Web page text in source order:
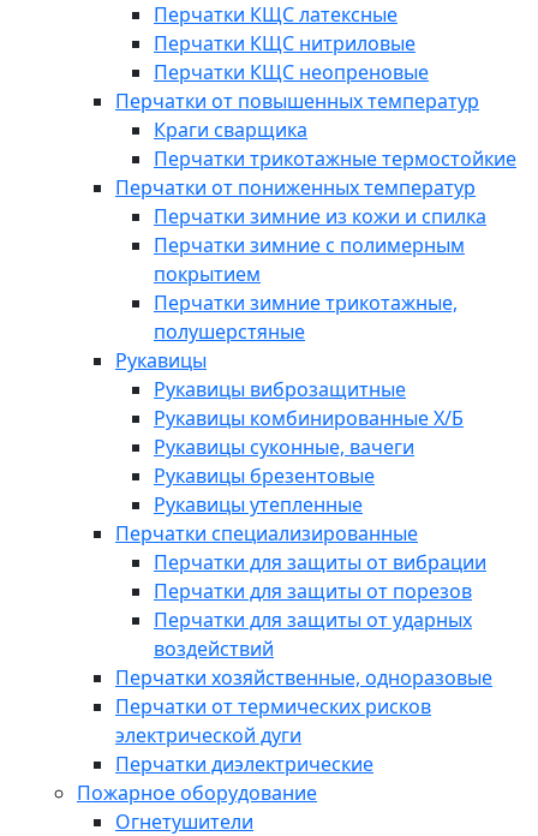
Перчатки КЩС латексные
Перчатки КЩС нитриловые
Перчатки КЩС неопреновые
Перчатки от повышенных температур
Краги сварщика
Перчатки трикотажные термостойкие
Перчатки от пониженных температур
Перчатки зимние из кожи и спилка
Перчатки зимние с полимерным
покрытием
Перчатки зимние трикотажные,
полушерстяные
Рукавицы
Рукавицы виброзащитные
Рукавицы комбинированные Х/Б
Рукавицы суконные, вачеги
Рукавицы брезентовые
Рукавицы утепленные
Перчатки специализированные
Перчатки для защиты от вибрации
Перчатки для защиты от порезов
Перчатки для защиты от ударных
воздействий
Перчатки хозяйственные, одноразовые
Перчатки от термических рисков
электрической дуги
Перчатки диэлектрические
Пожарное оборудование
Огнетушители